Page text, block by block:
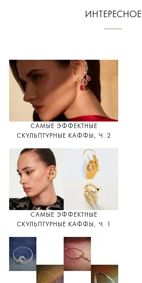
ИНТЕРЕСНОЕ
САМЫЕ ЭФФЕКТНЫЕ
СКУЛЬПТУРНЫЕ КАФФЫ, Ч. 2
САМЫЕ ЭФФЕКТНЫЕ
СКУЛЬПТУРНЫЕ КАФФЫ, Ч. 1